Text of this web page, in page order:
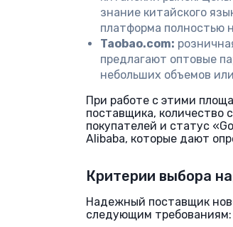
знание китайского
платформа полностью
Taobao.com:
предлагают оптовые
небольших объемов
При работе с этими
поставщика, количество
покупателей и статус
Alibaba, которые дают
Критерии выбора
Надежный поставщик
следующим требованиям: